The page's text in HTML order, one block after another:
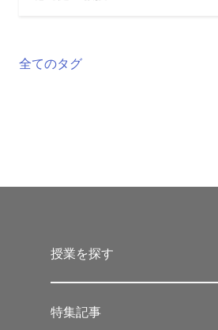
全てのタグ
授業を探す
特集記事